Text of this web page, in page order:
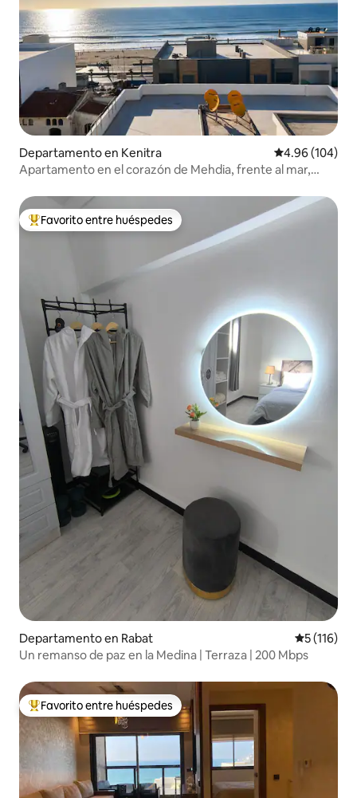
Departamento en Kenitra Calificación
4.96 (104)
Apartamento en el corazón de Mehdia, frente al mar,
De los mejores en Favorito entre huéspedes
Favorito entre huéspedes
Departamento en Rabat
5 (116)
Un remanso de paz en la Medina | Terraza | 200 Mbps
De los mejores en Favorito entre huéspedes
Favorito entre huéspedes